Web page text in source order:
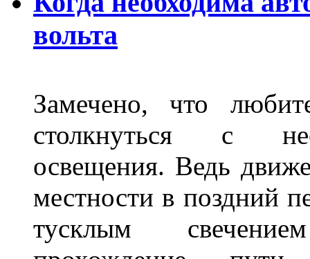
вольта
Замечено, что
столкнуться с
освещения. Ведь
местности в поздний
тусклым